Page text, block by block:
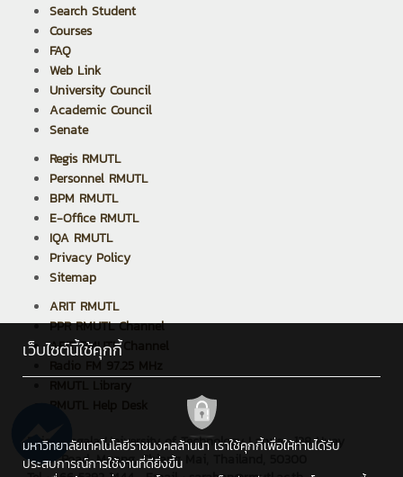
Search Student
Courses
FAQ
Web Link
University Council
Academic Council
Senate
Regis RMUTL
Personnel RMUTL
BPM RMUTL
E-Office RMUTL
IQA RMUTL
Privacy Policy
Sitemap
ARIT RMUTL
PPR RMUTL Channel
ARIT RMUTL Channel
Radio FM 97.25 MHz
Rajamangala University of Technology Lanna : 128 Huay
Kaew Road, Muang, Chiang Mai, Thailand, 50300
เว็บไซต์นี้ใช้คุกกี้
มหาวิทยาลัยเทคโนโลยีราชมงคลล้านนา เราใช้คุกกี้เพื่อให้ท่านได้รับ
ประสบการณ์การใช้งานที่ดียิ่งขึ้น